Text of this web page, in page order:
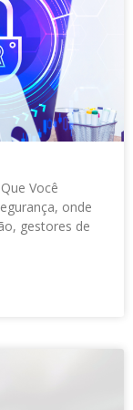
Você
onde
gestores de